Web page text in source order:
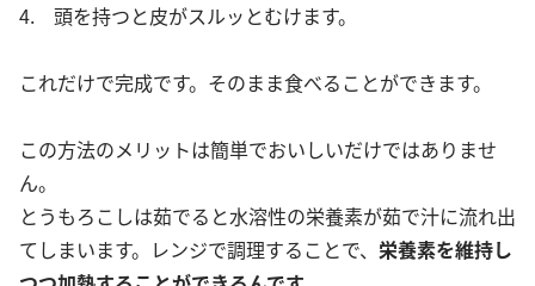
4. 頭を持つと皮がスルッとむけます。
これだけで完成です。そのまま食べることができます。
この方法のメリットは簡単でおいしいだけではありませ
ん。
とうもろこしは茹でると水溶性の栄養素が茹で汁に流れ出
てしまいます。レンジで調理することで、 栄養素を維持し